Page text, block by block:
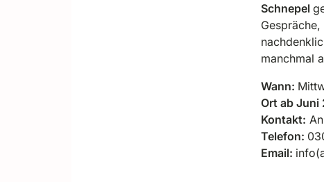
Schnepel
manchmal
Wann:
Ort ab Juni
Kontakt:
Telefon:
Email: